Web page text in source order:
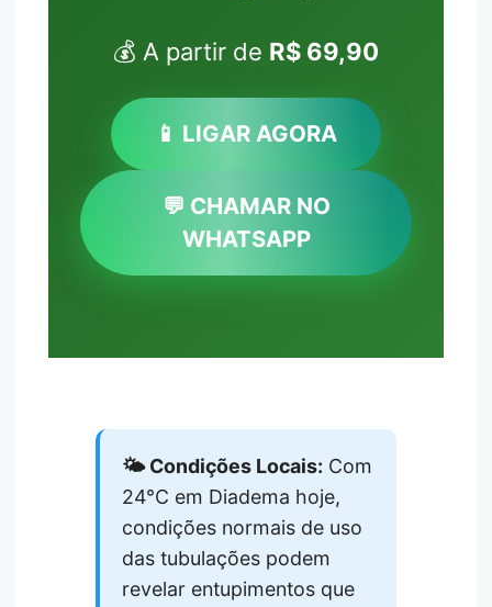
💰 A partir de R$ 69,90
📱 LIGAR AGORA
💬 CHAMAR NO
WHATSAPP
🌤️ Condições Locais: Com
24°C em Diadema hoje,
condições normais de uso
das tubulações podem
revelar entupimentos que